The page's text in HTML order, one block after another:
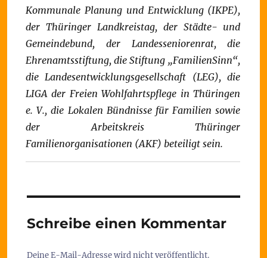
Kommunale Planung und Entwicklung (IKPE),
der Thüringer Landkreistag, der Städte- und
Gemeindebund, der Landesseniorenrat, die
Ehrenamtsstiftung, die Stiftung „FamilienSinn“,
die Landesentwicklungsgesellschaft (LEG), die
LIGA der Freien Wohlfahrtspflege in Thüringen
e. V., die Lokalen Bündnisse für Familien sowie
der Arbeitskreis Thüringer
Familienorganisationen (AKF) beteiligt sein.
Schreibe einen Kommentar
Deine E-Mail-Adresse wird nicht veröffentlicht.